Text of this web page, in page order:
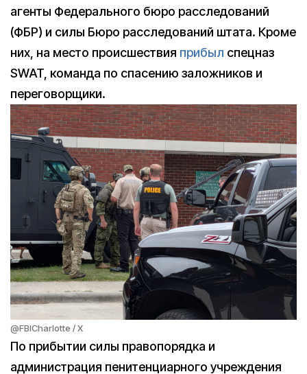
агенты Федерального бюро расследований
(ФБР) и силы Бюро расследований штата. Кроме
них, на место происшествия прибыл спецназ
SWAT, команда по спасению заложников и
переговорщики.
@FBICharlotte / X
По прибытии силы правопорядка и
администрация пенитенциарного учреждения